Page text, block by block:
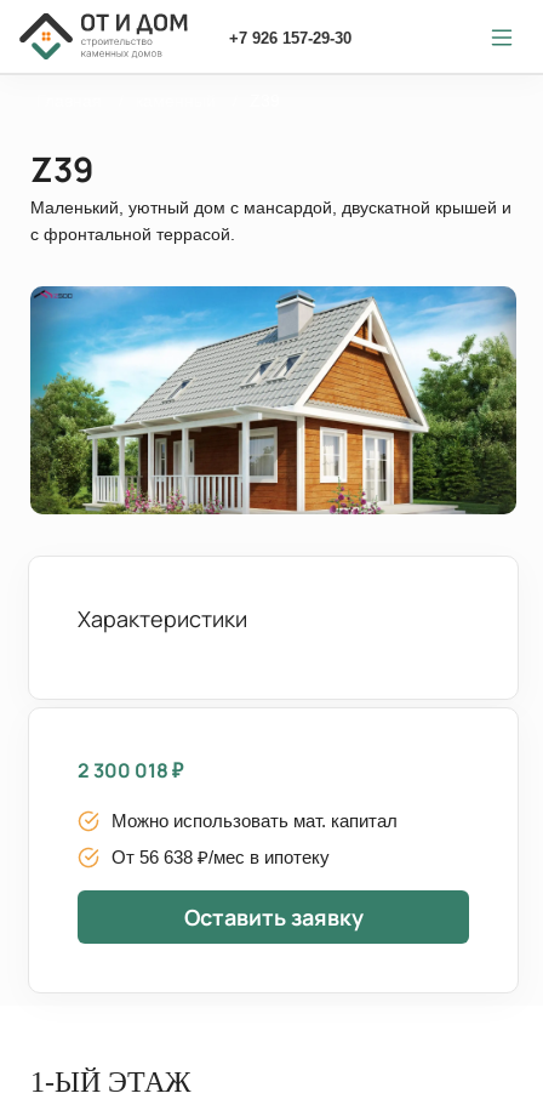
+7 926 157-29-30
Z39
Маленький, уютный дом с мансардой, двускатной крышей и
c фронтальной террасой.
Характеристики
2 300 018₽
Можно использовать мат. капитал
От 56 638 ₽/мес в ипотеку
Оставить заявку
1-ЫЙ ЭТАЖ